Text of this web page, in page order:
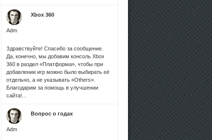
Adm
Xbox 360
Здравствуйте! Спасибо за сообщение.
Да, конечно, мы добавим консоль Xbox
360 в раздел «Платформа», чтобы при
добавлении игр можно было выбирать её
отдельно, а не указывать «Others».
Благодарим за помощь в улучшении
сайта!...
Adm
Вопрос о годах